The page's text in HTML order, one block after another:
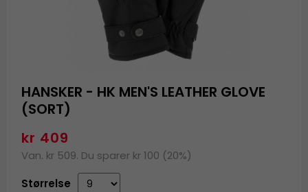
HANSKER - HK MEN'S LEATHER GLOVE
(SORT)
kr 409
Van. kr 509. Du sparer kr 100 (20%)
Størrelse